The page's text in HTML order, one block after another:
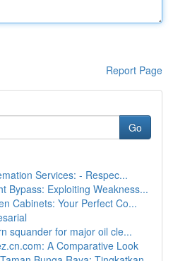
Report Page
Go
Services: - Respec...
Bypass: Exploiting Weakness...
Cabinets: Your Perfect Co...
squander for major oil cle...
A Comparative Look